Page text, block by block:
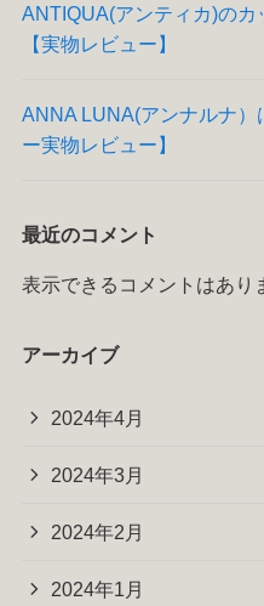
ANTIQUA(アンティカ)の
【実物レビュー】
ANNA LUNA(アンナルナ）
ー実物レビュー】
最近のコメント
表示できるコメントはあり
アーカイブ
2024年4月
2024年3月
2024年2月
2024年1月